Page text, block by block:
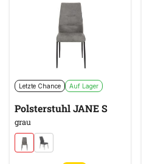
Letzte Chance Auf Lager
Polsterstuhl JANE S
grau